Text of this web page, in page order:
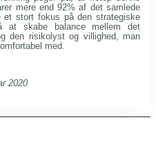
mere end 92% af det samlede
stort fokus på den strategiske
at skabe balance mellem det
den risikolyst og villighed, man
med.
2020